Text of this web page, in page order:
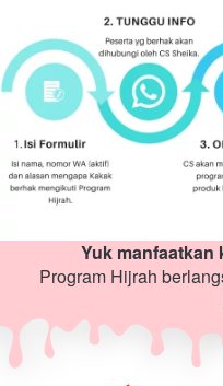
Yuk manfaatkan
Program Hijrah